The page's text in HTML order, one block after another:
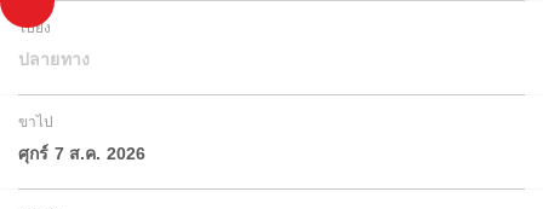
ไปยัง
ปลายทาง
ขาไป
ศุกร์ 7 ส.ค. 2026